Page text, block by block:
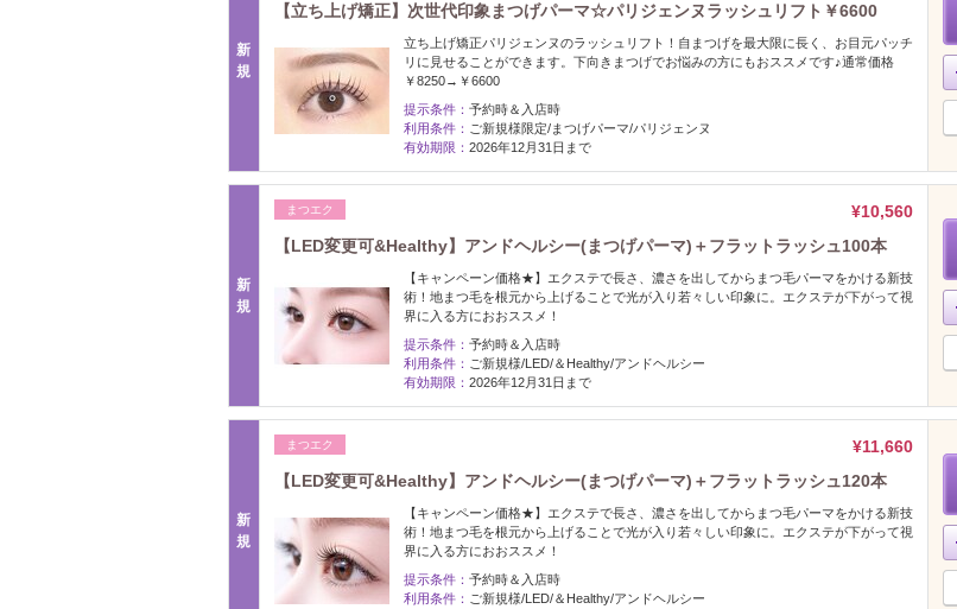
新
規
【立ち上げ矯正】次世代印象まつげパーマ☆パリジェンヌラッシュリフト￥6600
立ち上げ矯正パリジェンヌのラッシュリフト！自まつげを最大限に長く、お目元パッチ
リに見せることができます。下向きまつげでお悩みの方にもおススメです♪通常価格
￥8250→￥6600
提示条件： 予約時＆入店時
利用条件： ご新規様限定/まつげパーマ/パリジェンヌ
有効期限： 2026年12月31日まで
新
規
まつエク
¥10,560
【LED変更可&Healthy】アンドヘルシー(まつげパーマ)＋フラットラッシュ100本
【キャンペーン価格★】エクステで長さ、濃さを出してからまつ毛パーマをかける新技
術！地まつ毛を根元から上げることで光が入り若々しい印象に。エクステが下がって視
界に入る方におおススメ！
提示条件： 予約時＆入店時
利用条件： ご新規様/LED/＆Healthy/アンドヘルシー
有効期限： 2026年12月31日まで
新
規
まつエク
¥11,660
【LED変更可&Healthy】アンドヘルシー(まつげパーマ)＋フラットラッシュ120本
【キャンペーン価格★】エクステで長さ、濃さを出してからまつ毛パーマをかける新技
術！地まつ毛を根元から上げることで光が入り若々しい印象に。エクステが下がって視
界に入る方におおススメ！
提示条件： 予約時＆入店時
利用条件： ご新規様/LED/＆Healthy/アンドヘルシー